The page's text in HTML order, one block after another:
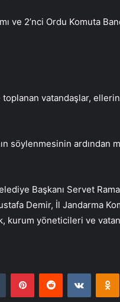
ve 2’nci Ordu Komuta
toplanan vatandaşlar,
söylenmesinin ardından
Başkanı Servet
Demir, İl Jandarma
kurum yöneticileri ve
Tumblr PinterestReddit